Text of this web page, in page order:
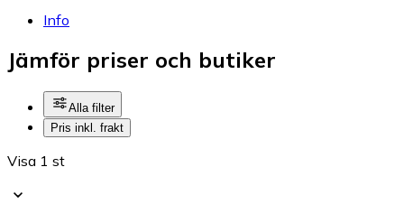
Info
Jämför priser och butiker
Alla filter
Pris inkl. frakt
Visa 1 st